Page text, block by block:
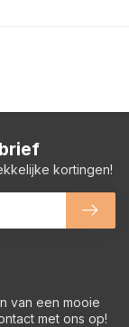
van een mooie
met ons op!
kortingen!